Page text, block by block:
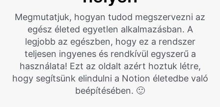
Megmutatjuk, hogyan tudod megszervezni az
egész életed egyetlen alkalmazásban. A
legjobb az egészben, hogy ez a rendszer
teljesen ingyenes és rendkívül egyszerű a
használata! Ezt az oldalt azért hoztuk létre,
hogy segítsünk elindulni a Notion életedbe való
beépítésében. 🙂